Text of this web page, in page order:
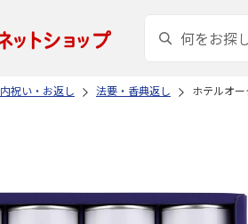
内祝い・お返し 法要・香典返し ホテルオ